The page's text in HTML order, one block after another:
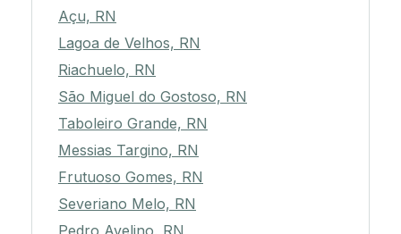
Açu, RN
Lagoa de Velhos, RN
Riachuelo, RN
São Miguel do Gostoso, RN
Taboleiro Grande, RN
Messias Targino, RN
Frutuoso Gomes, RN
Severiano Melo, RN